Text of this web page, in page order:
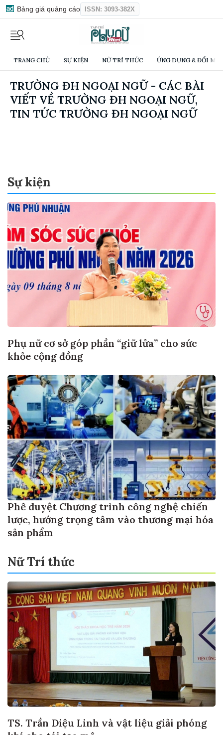
Bảng giá quảng cáo ISSN: 3093-382X
TRANG CHỦ SỰ KIỆN NỮ TRÍ THỨC ỨNG DỤNG & ĐỔI
TRƯỜNG ĐH NGOẠI NGỮ - CÁC BÀI
VIẾT VỀ TRƯỜNG ĐH NGOẠI NGỮ,
TIN TỨC TRƯỜNG ĐH NGOẠI NGỮ
Sự kiện
Phụ nữ cơ sở góp phần “giữ lửa” cho sức
khỏe cộng đồng
Phê duyệt Chương trình công nghệ chiến
lược, hướng trọng tâm vào thương mại hóa
sản phẩm
Nữ Trí thức
TS. Trần Diệu Linh và vật liệu giải phóng